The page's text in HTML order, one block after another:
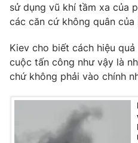
sử dụng vũ khí tầm xa của
các căn cứ không quân của
Kiev cho biết cách hiệu
cuộc tấn công như vậy là
chứ không phải vào chính